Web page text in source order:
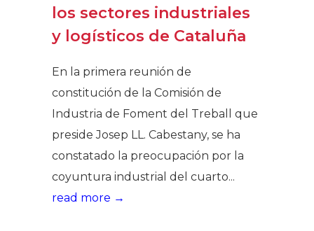
los sectores industriales
y logísticos de Cataluña
En la primera reunión de
constitución de la Comisión de
Industria de Foment del Treball que
preside Josep LL. Cabestany, se ha
constatado la preocupación por la
coyuntura industrial del cuarto...
read more →